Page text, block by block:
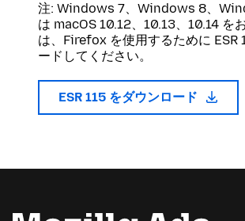
注: Windows 7、Windows 8、
は macOS 10.12、10.13、10.14 を
は、Firefox を使用するために ESR
ードしてください。
ESR 115 をダウンロード